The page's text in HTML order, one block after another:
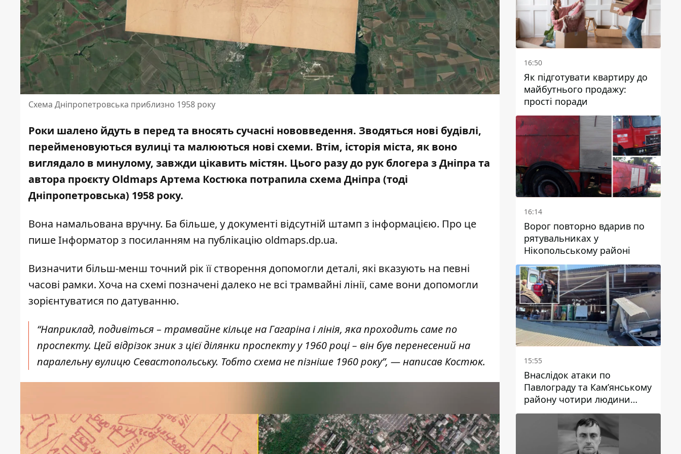
Схема Дніпропетровська приблизно 1958 року
Роки шалено йдуть в перед та вносять сучасні нововведення. Зводяться нові будівлі,
перейменовуються вулиці та малюються нові схеми. Втім, історія міста, як воно
виглядало в минулому, завжди цікавить містян. Цього разу до рук блогера з Дніпра та
автора проєкту Oldmaps Артема Костюка потрапила схема Дніпра (тоді
Дніпропетровська) 1958 року.
Вона намальована вручну. Ба більше, у документі відсутній штамп з інформацією. Про це
пише Інформаторз посиланням на публікацію oldmaps.dp.ua.
Визначити більш-менш точний рік її створення допомогли деталі, які вказують на певні
часові рамки. Хоча на схемі позначені далеко не всі трамвайні лінії, саме вони допомогли
зорієнтуватися по датуванню.
“Наприклад, подивіться – трамвайне кільце на Гагаріна і лінія, яка проходить саме по
проспекту. Цей відрізок зник з цієї ділянки проспекту у 1960 році – він був перенесений на
паралельну вулицю Севастопольську. Тобто схема не пізніше 1960 року”, — написав Костюк.
16:50
Як підготувати квартиру до
майбутнього продажу:
прості поради
16:14
Ворог повторно вдарив по
рятувальниках у
Нікопольському районі
15:55
Внаслідок атаки по
Павлограду та Кам’янському
району чотири людини
загинули, семеро зазнали
поранень